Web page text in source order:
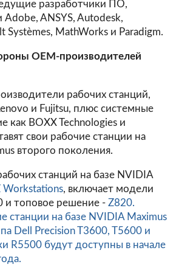
разработчики ПО,
ANSYS, Autodesk,
Systèmes, MathWorks и Paradigm.
OEM-производителей
рабочих станций,
и Fujitsu, плюс системные
как BOXX Technologies и
свои рабочие станции на
второго поколения.
станций на базе NVIDIA
Workstations, включает модели
и топовое решение - Z820.
станции на базе NVIDIA Maximus
Dell Precision T3600, T5600 и
R5500 будут доступны в начале